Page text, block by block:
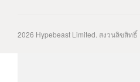
2026 Hypebeast Limited. สงวนลิขสิทธิ์